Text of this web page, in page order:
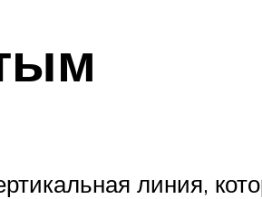
линия,